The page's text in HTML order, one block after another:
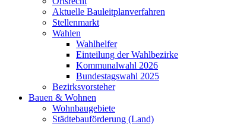
Aktuelle Bauleitplanverfahren
Stellenmarkt
Wahlen
Wahlhelfer
Einteilung der Wahlbezirke
Kommunalwahl 2026
Bundestagswahl 2025
Bezirksvorsteher
Bauen & Wohnen
Wohnbaugebiete
Städtebauförderung (Land)